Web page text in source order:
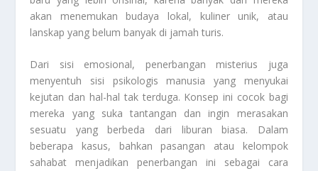
akan menemukan budaya lokal, kuliner unik, atau
lanskap yang belum banyak di jamah turis.
Dari sisi emosional, penerbangan misterius juga
menyentuh sisi psikologis manusia yang menyukai
kejutan dan hal-hal tak terduga. Konsep ini cocok bagi
mereka yang suka tantangan dan ingin merasakan
sesuatu yang berbeda dari liburan biasa. Dalam
beberapa kasus, bahkan pasangan atau kelompok
sahabat menjadikan penerbangan ini sebagai cara